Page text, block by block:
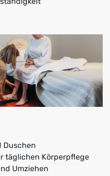
Duschen
täglichen Körperpflege
Umziehen